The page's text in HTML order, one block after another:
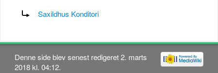
Omdiriger til:
Saxildhus Konditori
Denne side blev senest redigeret 2. marts
2018 kl. 04:12.